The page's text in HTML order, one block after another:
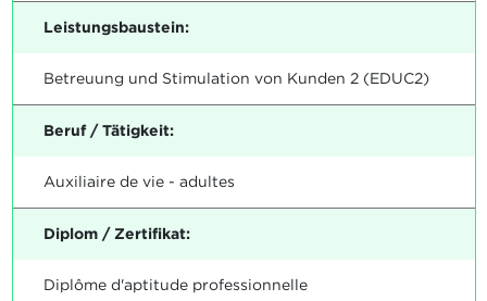
Leistungsbaustein:
Betreuung und Stimulation von Kunden 2 (EDUC2)
Beruf / Tätigkeit:
Auxiliaire de vie - adultes
Diplom / Zertifikat:
Diplôme d'aptitude professionnelle